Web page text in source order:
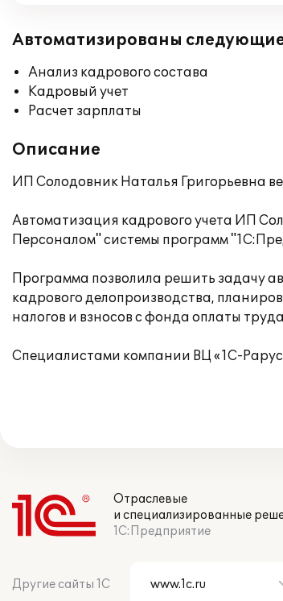
Автоматизированы
Анализ кадрового состава
Кадровый учет
Расчет зарплаты
Описание
ИП Солодовник Наталья Григорьевна
Автоматизация кадрового учета ИП
Персоналом" системы программ
Программа позволила решить задачу
кадрового делопроизводства,
налогов и взносов с фонда оплаты
Специалистами компании ВЦ «1С-
Отраслевые
и специализированные
1С:Предприятие
Другие сайты 1С